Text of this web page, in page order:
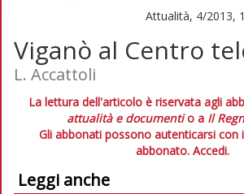
Attualità, 4/2013,
Viganò al Centro
L. Accattoli
La lettura dell'articolo è riservata agli
attualità e documentio a Il
Gli abbonati possono autenticarsi con
abbonato. Accedi.
Leggi anche